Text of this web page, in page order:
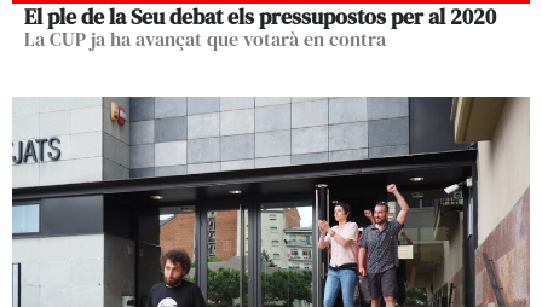
El ple de la Seu debat els pressupostos per al 2020
La CUP ja ha avançat que votarà en contra